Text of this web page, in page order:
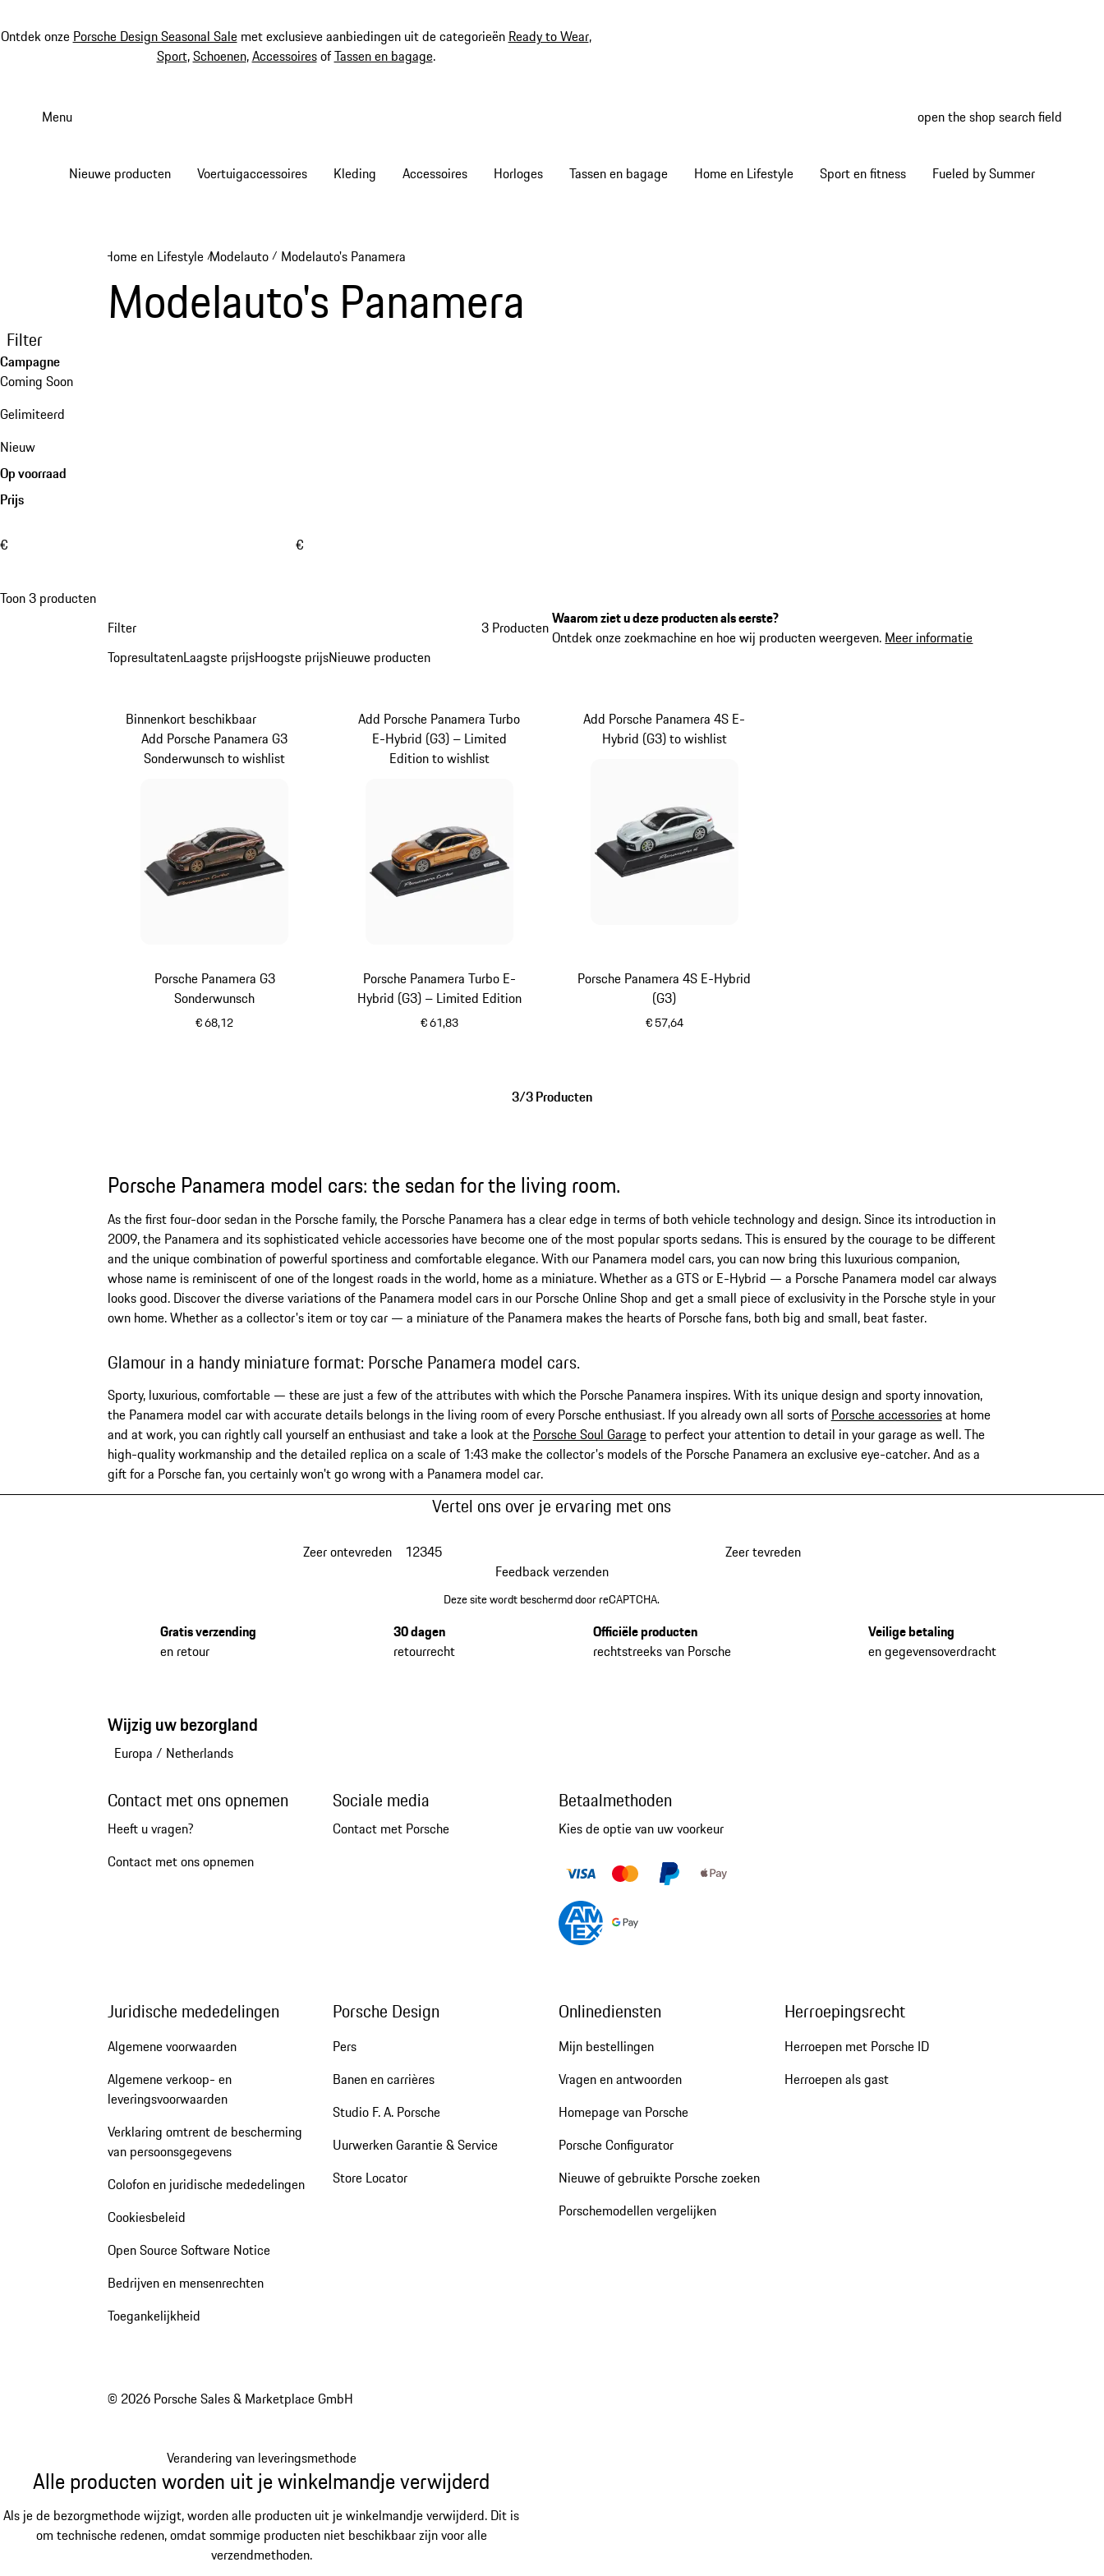
Ontdek onze Porsche Design Seasonal Salemet exclusieve aanbiedingen uit de categorieën Ready to Wear,
Sport,Schoenen,AccessoiresofTassen en bagage.
Menu open the shop search field
Nieuwe producten Voertuigaccessoires Kleding Accessoires Horloges Tassen en bagage Home en Lifestyle Sport en fitness Fueled by Summer
Home en Lifestyle /Modelauto / Modelauto's Panamera
Modelauto's Panamera
Filter
Campagne
Coming Soon
Gelimiteerd
Nieuw
Op voorraad
Prijs
€ €
Toon 3 producten
Filter
TopresultatenLaagste prijsHoogste prijsNieuwe producten
3 ProductenWaarom ziet u deze producten als eerste?
Ontdek onze zoekmachine en hoe wij producten weergeven. Meer informatie
Porsche Panamera G3
Sonderwunsch
€ 68,12
Binnenkort beschikbaar
Add Porsche Panamera G3
Sonderwunsch to wishlist
Porsche Panamera Turbo E-
Hybrid (G3) – Limited Edition
€ 61,83
Add Porsche Panamera Turbo
E-Hybrid (G3) – Limited
Edition to wishlist
Porsche Panamera 4S E-Hybrid
(G3)
€ 57,64
Add Porsche Panamera 4S E-
Hybrid (G3) to wishlist
3/3 Producten
Porsche Panamera model cars: the sedan for the living room.
As the first four-door sedan in the Porsche family, the Porsche Panamera has a clear edge in terms of both vehicle technology and design. Since its introduction in
2009, the Panamera and its sophisticated vehicle accessories have become one of the most popular sports sedans. This is ensured by the courage to be different
and the unique combination of powerful sportiness and comfortable elegance. With our Panamera model cars, you can now bring this luxurious companion,
whose name is reminiscent of one of the longest roads in the world, home as a miniature. Whether as a GTS or E-Hybrid — a Porsche Panamera model car always
looks good. Discover the diverse variations of the Panamera model cars in our Porsche Online Shop and get a small piece of exclusivity in the Porsche style in your
own home. Whether as a collector's item or toy car — a miniature of the Panamera makes the hearts of Porsche fans, both big and small, beat faster.
Glamour in a handy miniature format: Porsche Panamera model cars.
Sporty, luxurious, comfortable — these are just a few of the attributes with which the Porsche Panamera inspires. With its unique design and sporty innovation,
the Panamera model car with accurate details belongs in the living room of every Porsche enthusiast. If you already own all sorts ofPorsche accessoriesat home
and at work, you can rightly call yourself an enthusiast and take a look at the Porsche Soul Garageto perfect your attention to detail in your garage as well. The
high-quality workmanship and the detailed replica on a scale of 1:43 make the collector's models of the Porsche Panamera an exclusive eye-catcher. And as a
gift for a Porsche fan, you certainly won't go wrong with a Panamera model car.
Vertel ons over je ervaring met ons
Zeer ontevreden 12345
Zeer tevreden
Feedback verzenden
Deze site wordt beschermd door reCAPTCHA.
Gratis verzending
en retour
30 dagen
retourrecht
Officiële producten
rechtstreeks van Porsche
Veilige betaling
en gegevensoverdracht
Wijzig uw bezorgland
Europa / Netherlands
Contact met ons opnemen
Heeft u vragen?
Contact met ons opnemen
Sociale media
Contact met Porsche
Betaalmethoden
Kies de optie van uw voorkeur
Juridische mededelingen
Algemene voorwaarden
Algemene verkoop- en
leveringsvoorwaarden
Verklaring omtrent de bescherming
van persoonsgegevens
Colofon en juridische mededelingen
Cookiesbeleid
Open Source Software Notice
Bedrijven en mensenrechten
Toegankelijkheid
Porsche Design
Pers
Banen en carrières
Studio F. A. Porsche
Uurwerken Garantie & Service
Store Locator
Onlinediensten
Mijn bestellingen
Vragen en antwoorden
Homepage van Porsche
Porsche Configurator
Nieuwe of gebruikte Porsche zoeken
Porschemodellen vergelijken
Herroepingsrecht
Herroepen met Porsche ID
Herroepen als gast
© 2026 Porsche Sales & Marketplace GmbH
Verandering van leveringsmethode
Alle producten worden uit je winkelmandje verwijderd
Als je de bezorgmethode wijzigt, worden alle producten uit je winkelmandje verwijderd. Dit is
om technische redenen, omdat sommige producten niet beschikbaar zijn voor alle
verzendmethoden.